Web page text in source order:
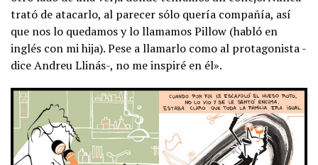
trató de atacarlo, al parecer sólo quería compañía, así
que nos lo quedamos y lo llamamos Pillow (habló en
inglés con mi hija). Pese a llamarlo como al protagonista -
dice Andreu Llinás-, no me inspiré en él».